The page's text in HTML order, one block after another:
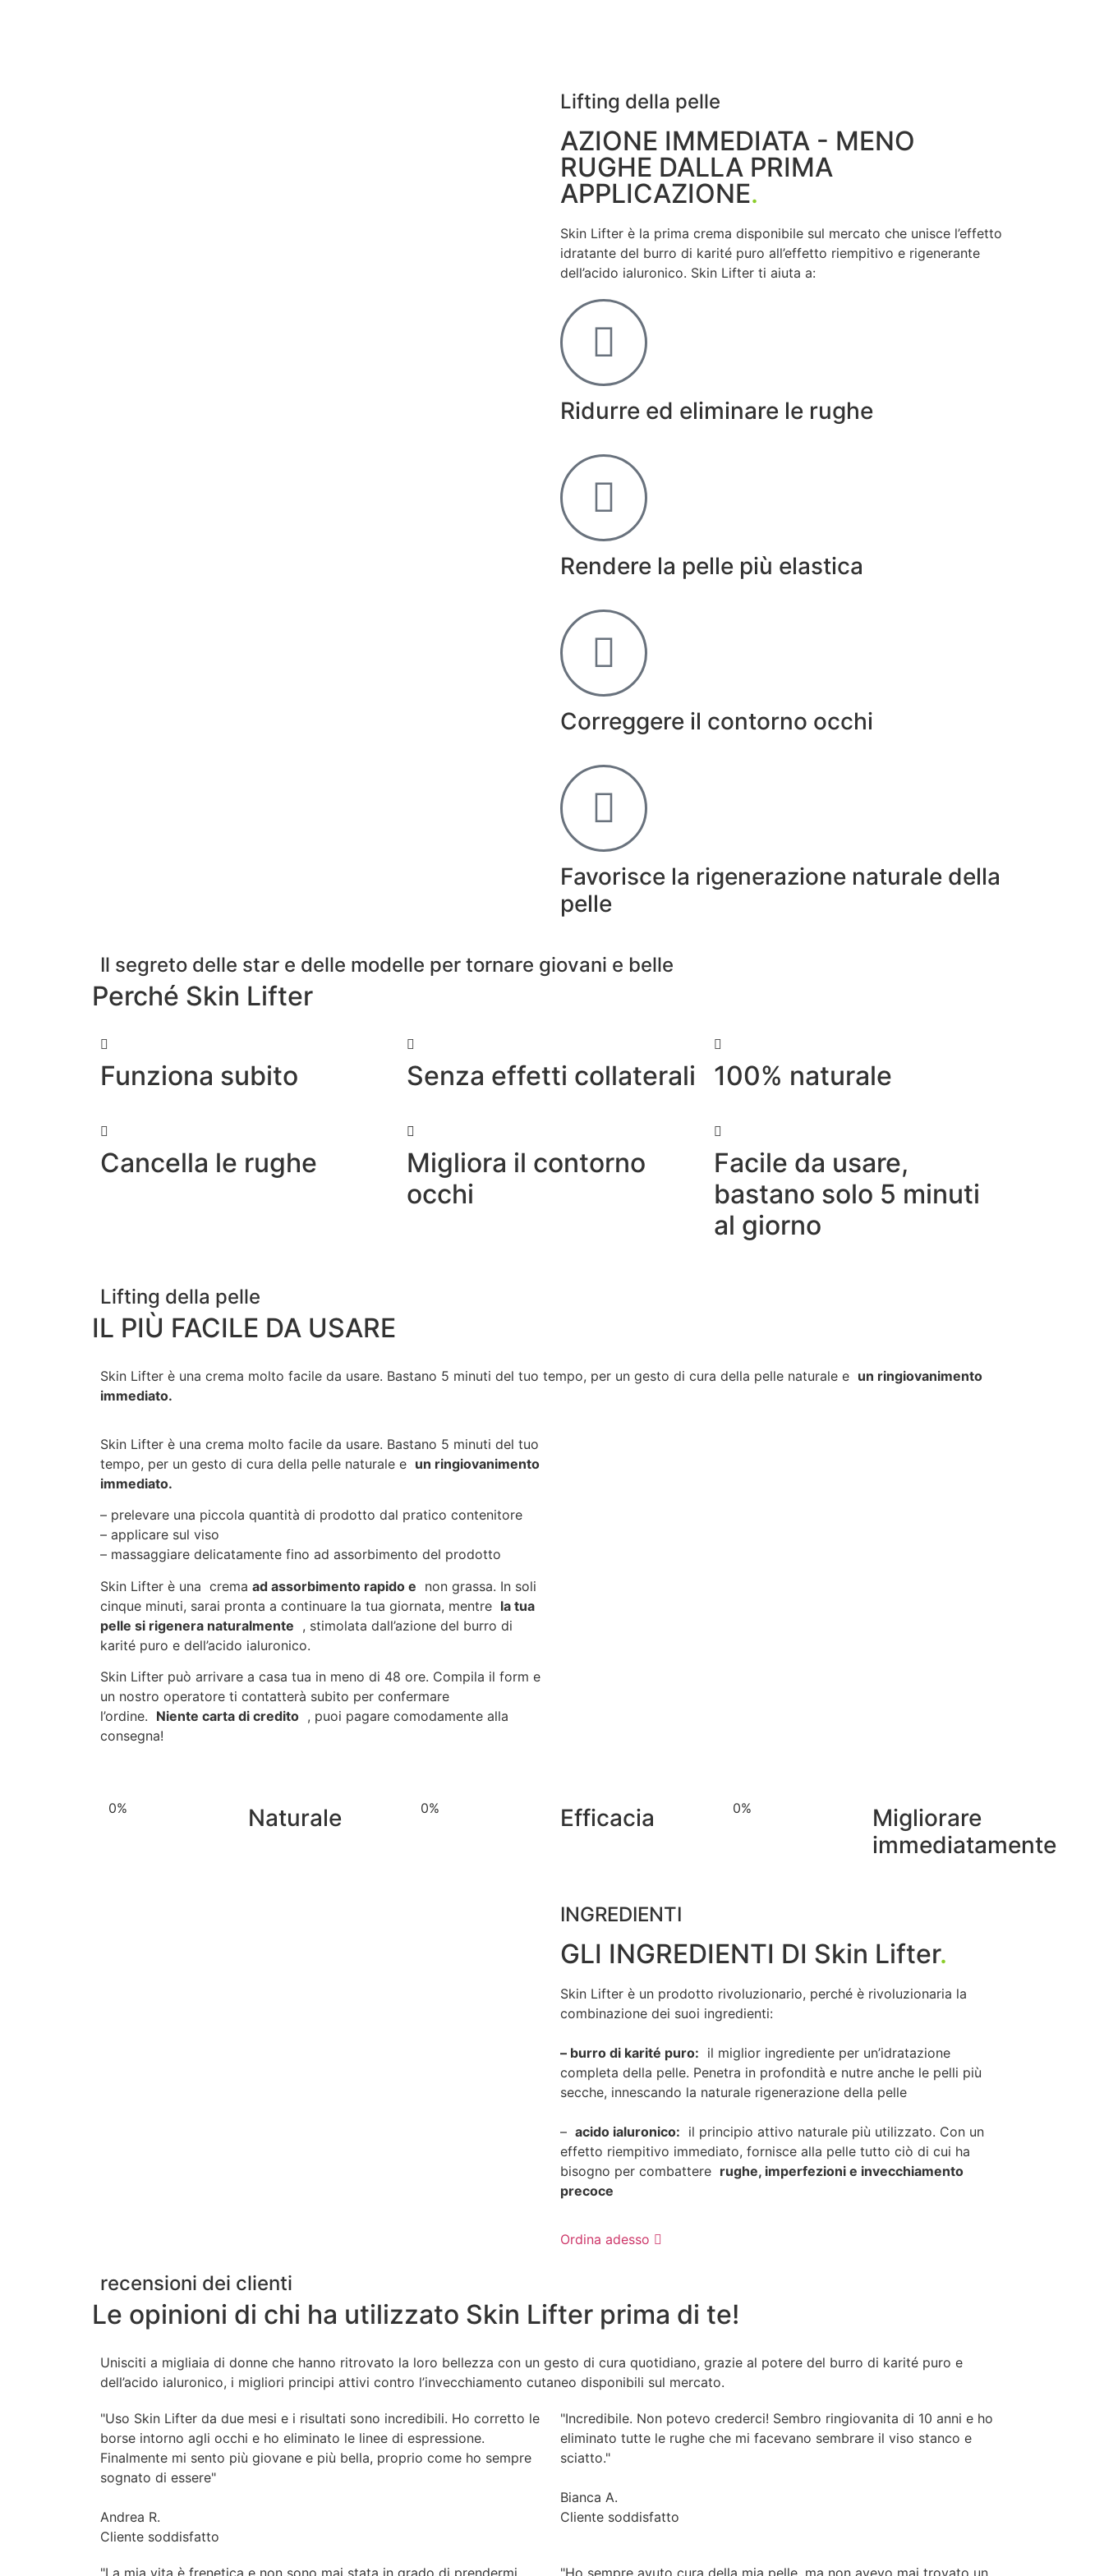
Lifting della pelle
AZIONE IMMEDIATA - MENO
RUGHE DALLA PRIMA
APPLICAZIONE.
Skin Lifter è la prima crema disponibile sul mercato che unisce l’effetto
idratante del burro di karité puro all’effetto riempitivo e rigenerante
dell’acido ialuronico. Skin Lifter ti aiuta a:
Ridurre ed eliminare le rughe
Rendere la pelle più elastica
Correggere il contorno occhi
Favorisce la rigenerazione naturale della
pelle
Il segreto delle star e delle modelle per tornare giovani e belle
Perché Skin Lifter
Funziona subito Senza effetti collaterali 100% naturale
Cancella le rughe
Migliora il contorno
occhi
Facile da usare,
bastano solo 5 minuti
al giorno
Lifting della pelle
IL PIÙ FACILE DA USARE
Skin Lifter è una crema molto facile da usare. Bastano 5 minuti del tuo tempo, per un gesto di cura della pelle naturale e un ringiovanimento
immediato.
Skin Lifter è una crema molto facile da usare. Bastano 5 minuti del tuo
tempo, per un gesto di cura della pelle naturale e un ringiovanimento
immediato.
– prelevare una piccola quantità di prodotto dal pratico contenitore
– applicare sul viso
– massaggiare delicatamente fino ad assorbimento del prodotto
Skin Lifter è una crema ad assorbimento rapido e non grassa. In soli
cinque minuti, sarai pronta a continuare la tua giornata, mentre la tua
pelle si rigenera naturalmente , stimolata dall’azione del burro di
karité puro e dell’acido ialuronico.
Skin Lifter può arrivare a casa tua in meno di 48 ore. Compila il form e
un nostro operatore ti contatterà subito per confermare
l’ordine. Niente carta di credito , puoi pagare comodamente alla
consegna!
0% Naturale 0% Efficacia 0%
Migliorare
immediatamente
INGREDIENTI
GLI INGREDIENTI DI Skin Lifter.
Skin Lifter è un prodotto rivoluzionario, perché è rivoluzionaria la
combinazione dei suoi ingredienti:
– burro di karité puro: il miglior ingrediente per un’idratazione
completa della pelle. Penetra in profondità e nutre anche le pelli più
secche, innescando la naturale rigenerazione della pelle
– acido ialuronico: il principio attivo naturale più utilizzato. Con un
effetto riempitivo immediato, fornisce alla pelle tutto ciò di cui ha
bisogno per combattere rughe, imperfezioni e invecchiamento
precoce
Ordina adesso
recensioni dei clienti
Le opinioni di chi ha utilizzato Skin Lifter prima di te!
Unisciti a migliaia di donne che hanno ritrovato la loro bellezza con un gesto di cura quotidiano, grazie al potere del burro di karité puro e
dell’acido ialuronico, i migliori principi attivi contro l’invecchiamento cutaneo disponibili sul mercato.
"Uso Skin Lifter da due mesi e i risultati sono incredibili. Ho corretto le
borse intorno agli occhi e ho eliminato le linee di espressione.
Finalmente mi sento più giovane e più bella, proprio come ho sempre
sognato di essere"
Andrea R.
Cliente soddisfatto
"Incredibile. Non potevo crederci! Sembro ringiovanita di 10 anni e ho
eliminato tutte le rughe che mi facevano sembrare il viso stanco e
sciatto."
Bianca A.
Cliente soddisfatto
"La mia vita è frenetica e non sono mai stata in grado di prendermi "Ho sempre avuto cura della mia pelle, ma non avevo mai trovato un